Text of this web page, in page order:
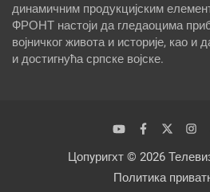
динамичним продукцијским
ФРОНТ настоји да гледаоцима
војничког живота и историје, као
и достигнућа српске војске.
Цопyригхт © 2026
Политика